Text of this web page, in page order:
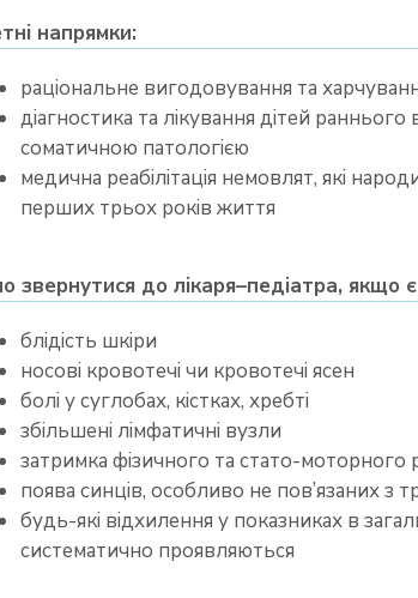
напрямки:
раціональне вигодовування та
діагностика та лікування дітей раннього
соматичною патологією
медична реабілітація немовлят, які
перших трьох років життя
звернутися до лікаря–педіатра, якщо
блідість шкіри
носові кровотечі чи кровотечі ясен
болі у суглобах, кістках, хребті
збільшені лімфатичні вузли
затримка фізичного та стато-моторного
поява синців, особливо не пов’язаних з
будь-які відхилення у показниках в
систематично проявляються